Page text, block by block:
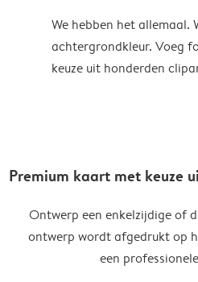
We hebben het allemaal.
achtergrondkleur. Voeg
keuze uit honderden
Premium kaart met keuze
Ontwerp een enkelzijdige of
ontwerp wordt afgedrukt op
een